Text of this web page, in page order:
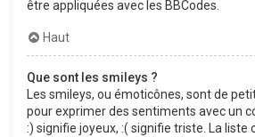
être appliquées avec les BBCodes.
Haut
Que sont les smileys ?
Les smileys, ou émoticônes, sont de
pour exprimer des sentiments avec un
:) signifie joyeux, :( signifie triste. La liste